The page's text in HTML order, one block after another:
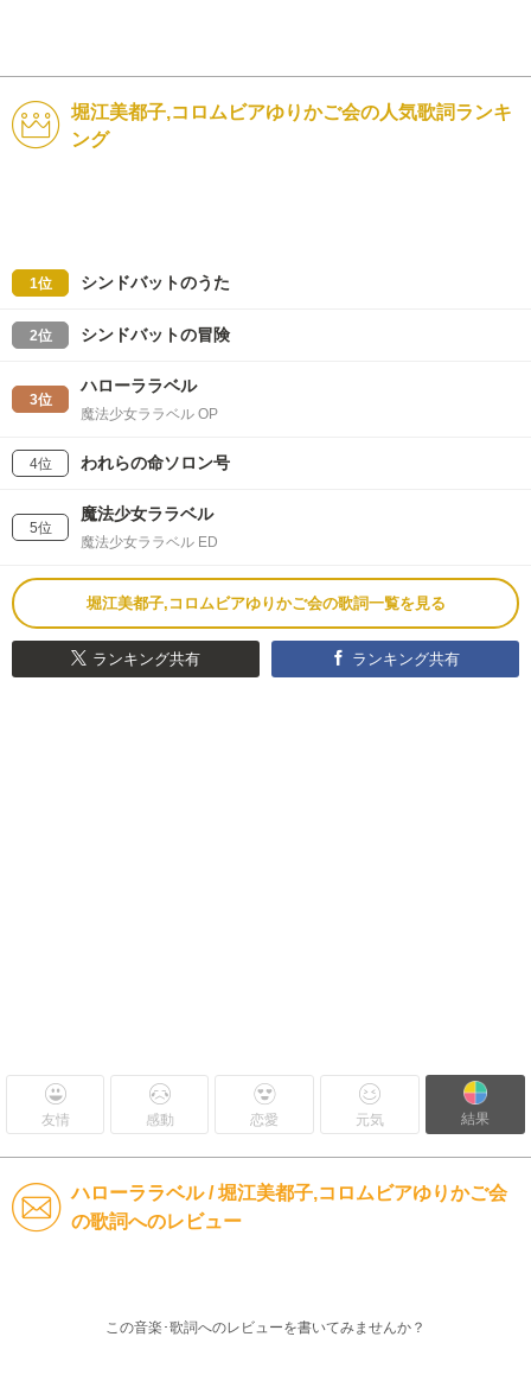
堀江美都子,コロムビアゆりかご会の人気歌詞ランキ
ング
1位 シンドバットのうた
2位 シンドバットの冒険
3位
ハローララベル
魔法少女ララベル OP
4位 われらの命ソロン号
5位
魔法少女ララベル
魔法少女ララベル ED
堀江美都子,コロムビアゆりかご会の歌詞一覧を見る
ランキング共有 ランキング共有
友情 感動 恋愛 元気 結果
ハローララベル / 堀江美都子,コロムビアゆりかご会
の歌詞へのレビュー
この音楽･歌詞へのレビューを書いてみませんか？